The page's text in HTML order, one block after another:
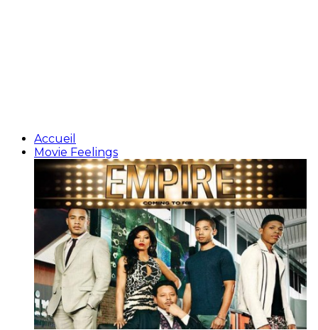
Accueil
Movie Feelings